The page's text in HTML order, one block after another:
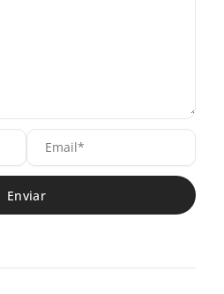
N
o
m
e
*
E
i